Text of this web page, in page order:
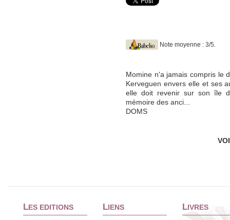
Note moyenne : 3/5.
Momine n'a jamais compris le
Kerveguen envers elle et ses
elle doit revenir sur son île
mémoire des anci...
DOMS
LES EDITIONS LIENS LIVRES